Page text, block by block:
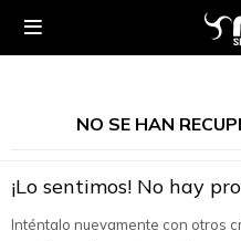

NO SE HAN
¡Lo sentimos! No hay
Inténtalo nuevamente con otros